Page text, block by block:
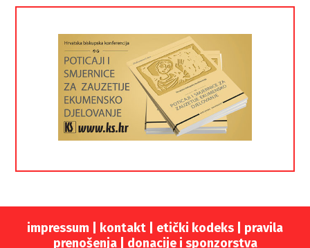
impressum kontakt etički kodeks | pravila
prenošenja | donacije i sponzorstva